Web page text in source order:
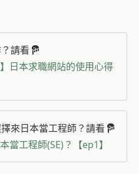
請看
日本求職網站的使用心得
來日本當工程師？請看
當工程師(SE)？【ep1】